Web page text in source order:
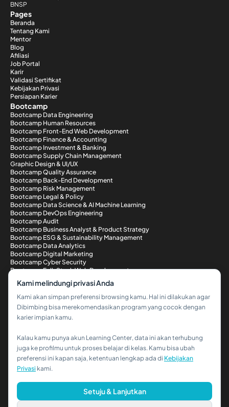
Hi!👋
Kalau kamu butuh bantuan,
BNSP
Pages
Beranda
Tentang Kami
Mentor
Blog
Afiliasi
Job Portal
Karir
Validasi Sertifikat
Kebijakan Privasi
Persiapan Karier
Bootcamp
Bootcamp Data Engineering
Bootcamp Human Resources
Bootcamp Front-End Web Development
Bootcamp Finance & Accounting
Bootcamp Investment & Banking
Bootcamp Supply Chain Management
Graphic Design & UI/UX
Bootcamp Quality Assurance
Bootcamp Back-End Development
Bootcamp Risk Management
Bootcamp Legal & Policy
Bootcamp Data Science & AI Machine Learning
Bootcamp DevOps Engineering
Bootcamp Audit
Bootcamp Business Analyst & Product Strategy
Bootcamp ESG & Sustainability Management
Bootcamp Data Analytics
Bootcamp Digital Marketing
Bootcamp Cyber Security
Bootcamp Full-Stack Web Development
Metode Pembayaran
© 2026 PT Dibimbing. All Rights Reserved
Kami melindungi privasi Anda
Kami akan simpan preferensi browsing kamu. Hal ini dilakukan agar
Dibimbing bisa merekomendasikan program yang cocok dengan
karier impian kamu.
Kalau kamu punya akun Learning Center, data ini akan terhubung
juga ke profilmu untuk proses belajar di kelas. Kamu bisa ubah
preferensi ini kapan saja, ketentuan lengkap ada di Kebijakan
Privasi kami.
Setuju & Lanjutkan